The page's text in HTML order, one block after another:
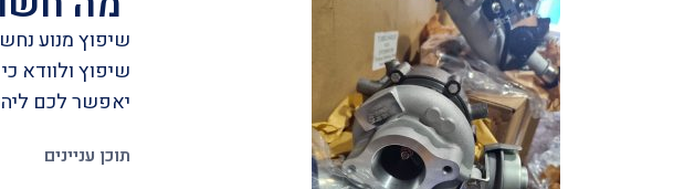
שיפוץ מנוע
שיפוץ ולוודא
יאפשר לכם
תוכן עניינים